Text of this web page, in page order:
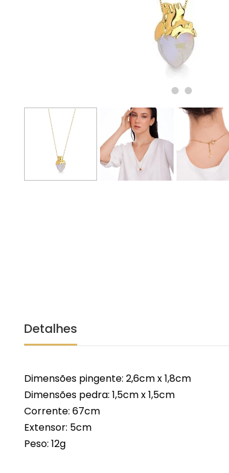
Detalhes
Dimensões pingente: 2,6cm x 1,8cm
Dimensões pedra: 1,5cm x 1,5cm
Corrente: 67cm
Extensor: 5cm
Peso: 12g